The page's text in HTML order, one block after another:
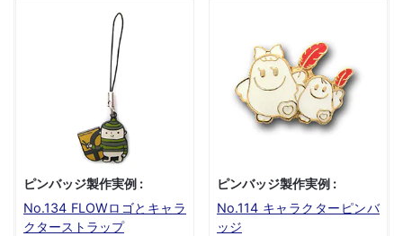
ピンバッジ製作実例 :
No.134 FLOWロゴとキャラ
クターストラップ
ピンバッジ製作実例 :
No.114 キャラクターピンバ
ッジ